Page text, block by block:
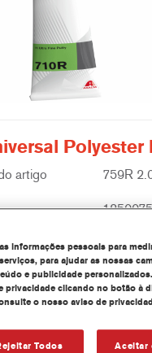
Polyester
artigo 759R
informações pessoais para
para ajudar as nossas
e publicidade
privacidade clicando no botão à
o nosso aviso de
Todos Aceitar